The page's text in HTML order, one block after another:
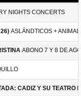
NIGHTS CONCERTS
ASLÁNDTICOS +
ABONO 7 Y 8 DE
CADIZ Y SU TEATRO